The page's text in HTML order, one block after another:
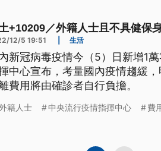
+10209／外籍人士且不具健保
12/5 19:51 生活
新冠病毒疫情今（5）日新增1
中心宣布，考量國內疫情趨緩
費用將由確診者自行負擔。
籍人士 中央流行疫情指揮中心 費